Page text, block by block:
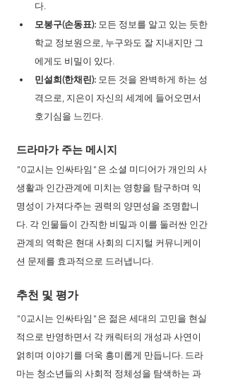
다.
모봉구(손동표): 모든 정보를 알고 있는 듯한
학교 정보원으로, 누구와도 잘 지내지만 그
에게도 비밀이 있다.
민설희(한채린): 모든 것을 완벽하게 하는 성
격으로, 지은이 자신의 세계에 들어오면서
호기심을 느낀다.
드라마가 주는 메시지
"0교시는 인싸타임"은 소셜 미디어가 개인의 사
생활과 인간관계에 미치는 영향을 탐구하며 익
명성이 가져다주는 권력의 양면성을 조명합니
다. 각 인물들이 간직한 비밀과 이를 둘러싼 인간
관계의 역학은 현대 사회의 디지털 커뮤니케이
션 문제를 효과적으로 드러냅니다.
추천 및 평가
"0교시는 인싸타임"은 젊은 세대의 고민을 현실
적으로 반영하면서 각 캐릭터의 개성과 사연이
얽히며 이야기를 더욱 흥미롭게 만듭니다. 드라
마는 청소년들의 사회적 정체성을 탐색하는 과